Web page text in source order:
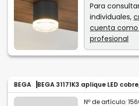
Para
individuales,
cuenta
profesional
BEGA BEGA 31171K3 aplique LED
Nº de artículo: